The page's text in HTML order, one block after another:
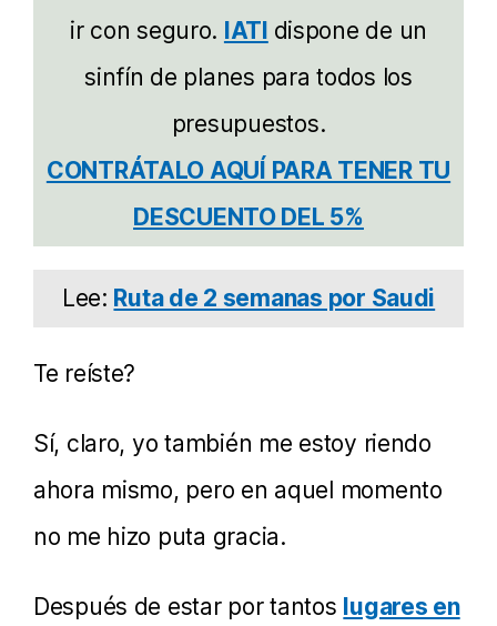
ir con seguro. IATI dispone de un
sinfín de planes para todos los
presupuestos.
CONTRÁTALO AQUÍ PARA TENER TU
DESCUENTO DEL 5%
Lee: Ruta de 2 semanas por Saudi
Te reíste?
Sí, claro, yo también me estoy riendo
ahora mismo, pero en aquel momento
no me hizo puta gracia.
Después de estar por tantos lugares en